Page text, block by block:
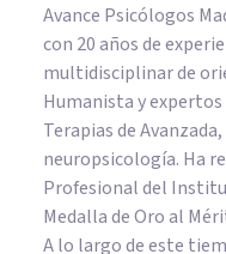
Avance Psicólogos
con 20 años de
multidisciplinar de
Humanista y
Terapias de
neuropsicología. Ha
Profesional del
Medalla de Oro al
A lo largo de este